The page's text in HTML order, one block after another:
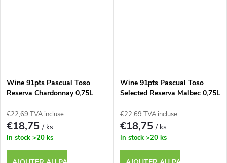
Wine 91pts Pascual Toso
Reserva Chardonnay 0,75L
€22,69 TVA incluse
€18,75/ ks
In stock >20 ks
Wine 91pts Pascual Toso
Selected Reserva Malbec 0,75L
€22,69 TVA incluse
€18,75/ ks
In stock >20 ks